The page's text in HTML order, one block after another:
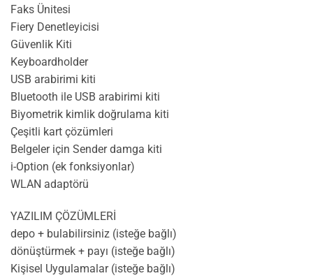
Faks Ünitesi
Fiery Denetleyicisi
Güvenlik Kiti
Keyboardholder
USB arabirimi kiti
Bluetooth ile USB arabirimi kiti
Biyometrik kimlik doğrulama kiti
Çeşitli kart çözümleri
Belgeler için Sender damga kiti
i-Option (ek fonksiyonlar)
WLAN adaptörü
YAZILIM ÇÖZÜMLERİ
depo + bulabilirsiniz (isteğe bağlı)
dönüştürmek + payı (isteğe bağlı)
Kişisel Uygulamalar (isteğe bağlı)